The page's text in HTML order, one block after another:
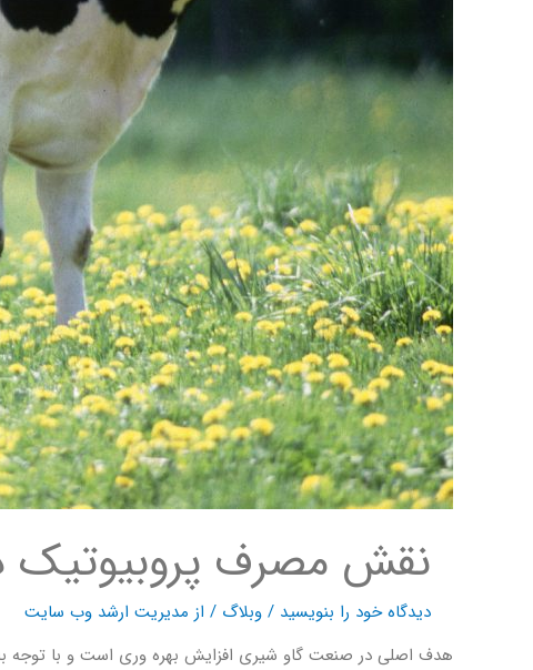
نقش مصرف پروبیوتیک
دیدگاه‌ خود را بنویسید / وبلاگ / از مدیریت ارشد وب سایت
هدف اصلی در صنعت گاو شیری افزایش بهره وری است و با توجه